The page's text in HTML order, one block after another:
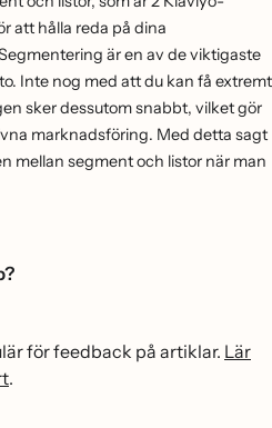
att hålla reda på dina
är en av de viktigaste
Inte nog med att du kan få extremt
sker dessutom snabbt, vilket gör
marknadsföring. Med detta sagt
mellan segment och listor när man
för feedback på artiklar. Lär
.